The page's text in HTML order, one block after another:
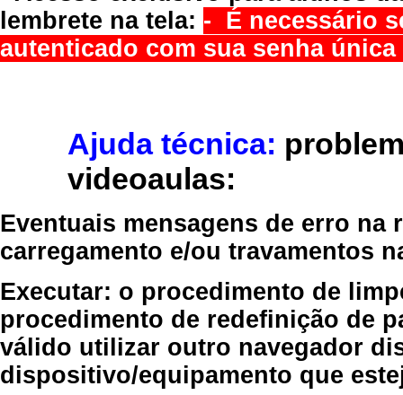
lembrete na tela: - É necessário
autenticado com sua senha
Ajuda técnica:
videoaulas:
Eventuais mensagens de erro
carregamento e/ou travamentos
Executar: o procedimento de
procedimento de redefinição de
válido utilizar outro navegador
dispositivo/equipamento que